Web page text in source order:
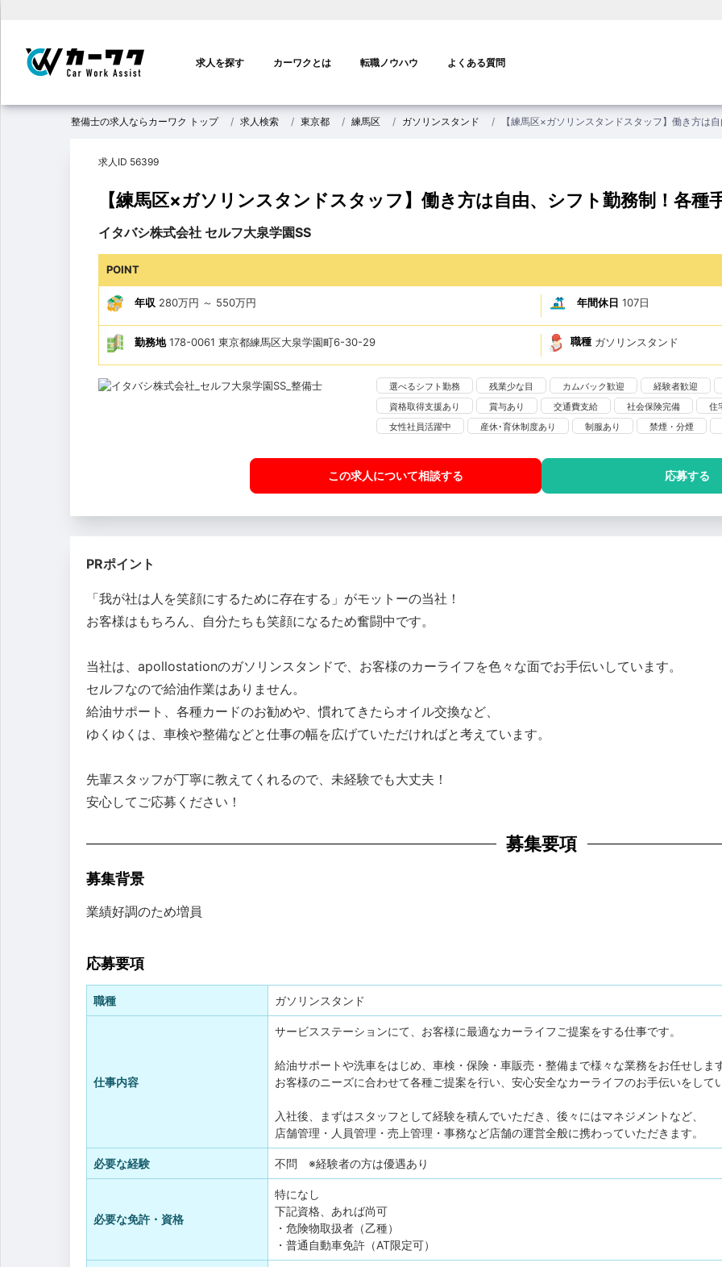
ン
ビ
ゲ
ン
求人を探す カーワクとは 転職ノウハウ よくある質問
整備士の求人ならカーワク トップ 求人検索 東京都 練馬区 ガソリンスタンド 【練馬区×ガソリンスタンドスタッフ】働き方は
求人ID 56399
【練馬区×ガソリンスタンドスタッフ】働き方は自由、シフト勤務制！各種
イタバシ株式会社 セルフ大泉学園SS
POINT
年収 280万円 ～ 550万円 年間休日 107日
勤務地178-0061 東京都練馬区大泉学園町6-30-29 職種 ガソリンスタンド
選べるシフト勤務 残業少な目 カムバック歓迎
経験者歓迎
資格取得支援あり
賞与あり 交通費支給 社会保険完備
住
女性社員活躍中
産休･育休制度あり 制服あり 禁煙・分煙
この求人について相談する 応募する
PRポイント
「我が社は人を笑顔にするために存在する」がモットーの当社！
お客様はもちろん、自分たちも笑顔になるため奮闘中です。
当社は、apollostationのガソリンスタンドで、お客様のカーライフを色々な面でお手伝いしています。
セルフなので給油作業はありません。
給油サポート、各種カードのお勧めや、慣れてきたらオイル交換など、
ゆくゆくは、車検や整備などと仕事の幅を広げていただければと考えています。
先輩スタッフが丁寧に教えてくれるので、未経験でも大丈夫！
安心してご応募ください！
募集要項
募集背景
業績好調のため増員
応募要項
職種 ガソリンスタンド
仕事内容
サービスステーションにて、お客様に最適なカーライフご提案をする仕事です。
給油サポートや洗車をはじめ、車検・保険・車販売・整備まで様々な業務をお任せしま
お客様のニーズに合わせて各種ご提案を行い、安心安全なカーライフのお手伝いをして
入社後、まずはスタッフとして経験を積んでいただき、後々にはマネジメントなど、
店舗管理・人員管理・売上管理・事務など店舗の運営全般に携わっていただきます。
必要な経験 不問 ※経験者の方は優遇あり
必要な免許・資格
特になし
下記資格、あれば尚可
・危険物取扱者（乙種）
・普通自動車免許（AT限定可）